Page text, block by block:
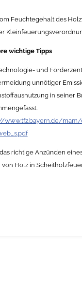
Feuchtegehalt des
wichtige Tipps
und
unnötiger
in seiner
www.tfz.bayern.de/
richtige Anzünden
Holz in